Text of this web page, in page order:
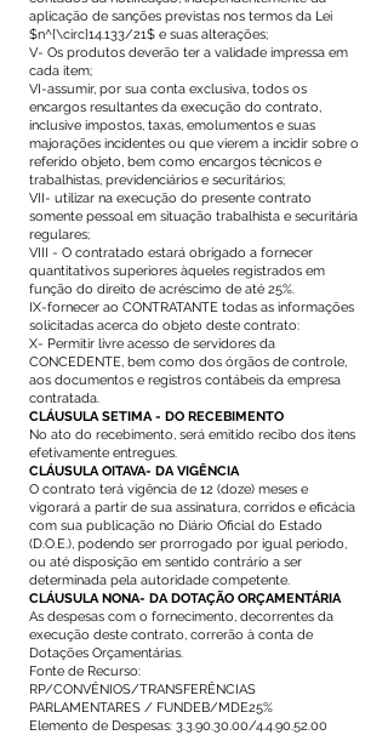
aplicação de sanções previstas nos termos da Lei
$n^{\circ}14.133/21$ e suas alterações;
V- Os produtos deverão ter a validade impressa em
cada item;
VI-assumir, por sua conta exclusiva, todos os
encargos resultantes da execução do contrato,
inclusive impostos, taxas, emolumentos e suas
majorações incidentes ou que vierem a incidir sobre o
referido objeto, bem como encargos técnicos e
trabalhistas, previdenciários e securitários;
VII- utilizar na execução do presente contrato
somente pessoal em situação trabalhista e securitária
regulares;
VIII - O contratado estará obrigado a fornecer
quantitativos superiores àqueles registrados em
função do direito de acréscimo de até 25%.
IX-fornecer ao CONTRATANTE todas as informações
solicitadas acerca do objeto deste contrato:
X- Permitir livre acesso de servidores da
CONCEDENTE, bem como dos órgãos de controle,
aos documentos e registros contábeis da empresa
contratada.
CLÁUSULA SETIMA - DO RECEBIMENTO
No ato do recebimento, será emitido recibo dos itens
efetivamente entregues.
CLÁUSULA OITAVA- DA VIGÊNCIA
O contrato terá vigência de 12 (doze) meses e
vigorará a partir de sua assinatura, corridos e eficácia
com sua publicação no Diário Oficial do Estado
(D.O.E.), podendo ser prorrogado por igual período,
ou até disposição em sentido contrário a ser
determinada pela autoridade competente.
CLÁUSULA NONA- DA DOTAÇÃO ORÇAMENTÁRIA
As despesas com o fornecimento, decorrentes da
execução deste contrato, correrão à conta de
Dotações Orçamentárias.
Fonte de Recurso:
RP/CONVÊNIOS/TRANSFERÊNCIAS
PARLAMENTARES / FUNDEB/MDE25%
Elemento de Despesas: 3.3.90.30.00/4.4.90.52.00